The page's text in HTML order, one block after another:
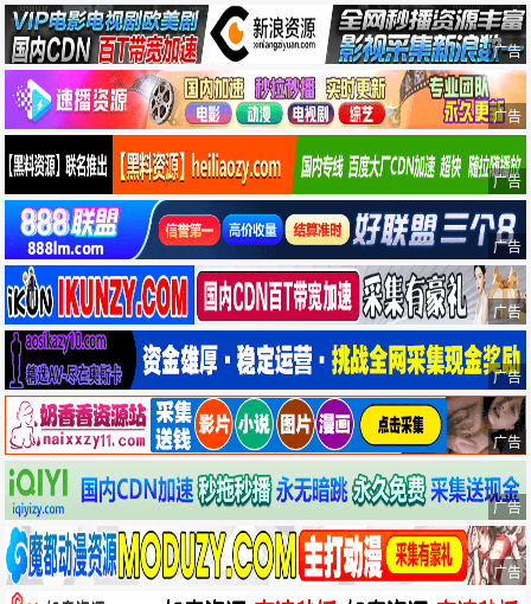
广告
广告
广告
广告
广告
广告
广告
广告
广告